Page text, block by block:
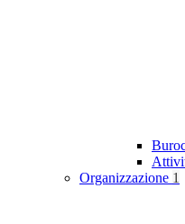
Organizzazione 1